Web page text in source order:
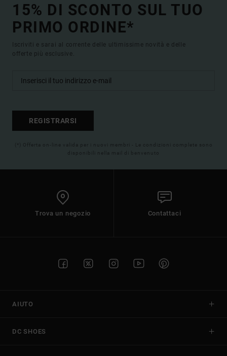
15% DI SCONTO SUL TUO
PRIMO ORDINE*
Iscriviti e sarai al corrente delle ultimissime novità e delle
offerte più esclusive.
REGISTRARSI
(*) Offerta on-line valida per i nuovi membri - Le condizioni complete sono
disponibili nella mail di benvenuto
Trova un negozio Contattaci
AIUTO
DC SHOES